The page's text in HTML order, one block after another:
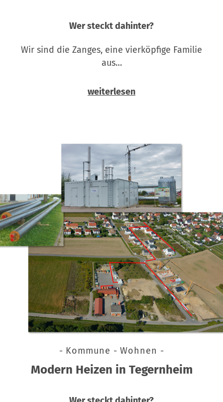
Wer steckt dahinter?
Wir sind die Zanges, eine vierköpfige Familie
aus…
weiterlesen
- Kommune - Wohnen -
Modern Heizen in Tegernheim